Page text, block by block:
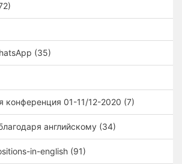
(35)
конференция 01-11/12-2020 (7)
английскому (34)
in-english (91)